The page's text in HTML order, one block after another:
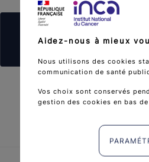
Rechercher un mot
Aidez-nous à mieux
Nous utilisons des cookies
communication de santé
Vos choix sont conservés
gestion des cookies en bas